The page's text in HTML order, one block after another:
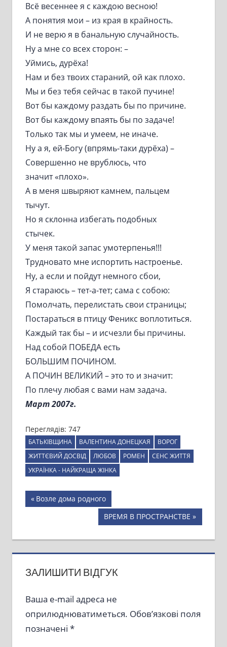
Всё весеннее я с каждою весною!
А понятия мои – из края в крайность.
И не верю я в банальную случайность.
Ну а мне со всех сторон: –
Уймись, дурёха!
Нам и без твоих стараний, ой как плохо.
Мы и без тебя сейчас в такой пучине!
Вот бы каждому раздать бы по причине.
Вот бы каждому впаять бы по задаче!
Только так мы и умеем, не иначе.
Ну а я, ей-Богу (впрямь-таки дурёха) –
Совершенно не врублюсь, что
значит «плохо».
А в меня швыряют камнем, пальцем
тычут.
Но я склонна избегать подобных
стычек.
У меня такой запас умотерпенья!!!
Трудновато мне испортить настроенье.
Ну, а если и пойдут немного сбои,
Я стараюсь – тет-а-тет; сама с собою:
Помолчать, перелистать свои страницы;
Постараться в птицу Феникс воплотиться.
Каждый так бы – и исчезли бы причины.
Над собой ПОБЕДА есть
БОЛЬШИМ ПОЧИНОМ.
А ПОЧИН ВЕЛИКИЙ – это то и значит:
По плечу любая с вами нам задача.
Март 2007г.
Переглядів: 747
БАТЬКІВЩИНА ВАЛЕНТИНА ДОНЕЦКАЯ
ВОРОГ
ЖИТТЄВИЙ ДОСВІД
ЛЮБОВ РОМЕН
СЕНС ЖИТТЯ
УКРАЇНКА - НАЙКРАЩА ЖІНКА
Навігація
Previous
Post:
Возле дома родного
Next
Post:
ВРЕМЯ В ПРОСТРАНСТВЕ
ЗАЛИШИТИ ВІДГУК
Ваша e-mail адреса не
оприлюднюватиметься. Обов’язкові поля
позначені *